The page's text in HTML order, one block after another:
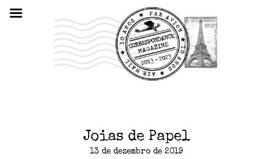
Joias de Papel
13 de dezembro de 2019